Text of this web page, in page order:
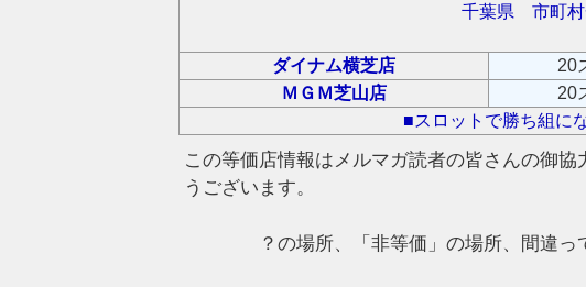
千葉県 市町村
ダイナム横芝店 20
ＭＧＭ芝山店
20
■スロットで勝ち組に
この等価店情報はメルマガ読者の皆さんの御
うございます。
？の場所、「非等価」の場所、間違